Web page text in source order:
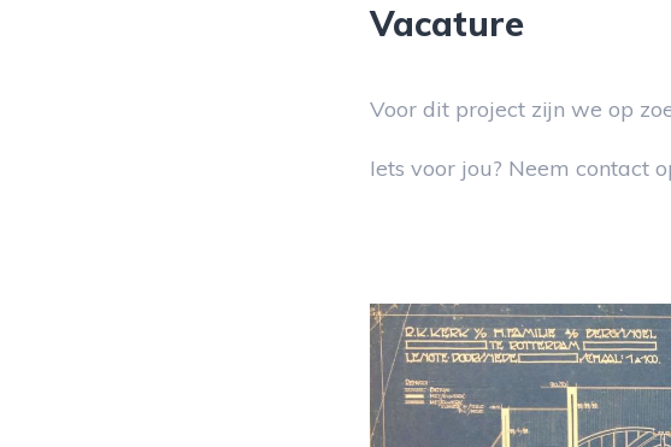
Vacature
Voor dit project zijn we op
Iets voor jou? Neem contact